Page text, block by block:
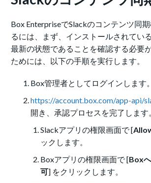
Box EnterpriseでSlackのコンテンツ同
るには、まず、インストールされてい
最新の状態であることを確認する必要
ためには、以下の手順を実行します。
Box管理者としてログインします。
https://account.box.com/app-api/
開き、承認プロセスを完了します
Slackアプリの権限画面で [
ックします。
Boxアプリの権限画面で [Box
可] をクリックします。